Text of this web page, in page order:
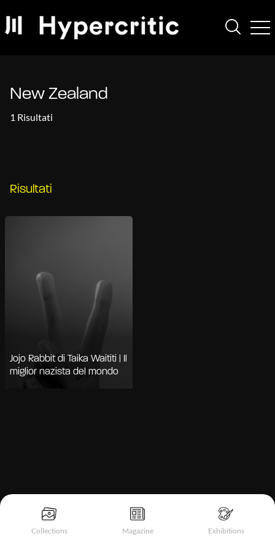
Collections Magazine Exhibitions
New Zealand
1 Risultati
Risultati
Jojo Rabbit di Taika Waititi | Il
miglior nazista del mondo
Informativa sulla raccolta